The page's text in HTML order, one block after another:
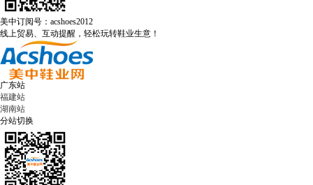
美中订阅号：acshoes2012
线上贸易、互动提醒，轻松玩转鞋业生意！
广东站
福建站
湖南站
分站切换